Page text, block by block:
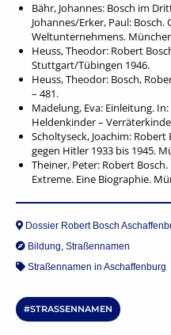
Bähr, Johannes: Bosch im
Johannes/Erker, Paul: Bosch.
Weltunternehmens. München
Heuss, Theodor: Robert
Stuttgart/Tübingen 1946.
Heuss, Theodor: Bosch,
– 481.
Madelung, Eva: Einleitung.
Heldenkinder –
Scholtyseck, Joachim:
gegen Hitler 1933 bis 1945.
Theiner, Peter: Robert
Extreme. Eine Biographie.
Dossier Robert Bosch
Bildung, Straßennamen
Straßennamen in Aschaffenburg
STRASSENNAMEN